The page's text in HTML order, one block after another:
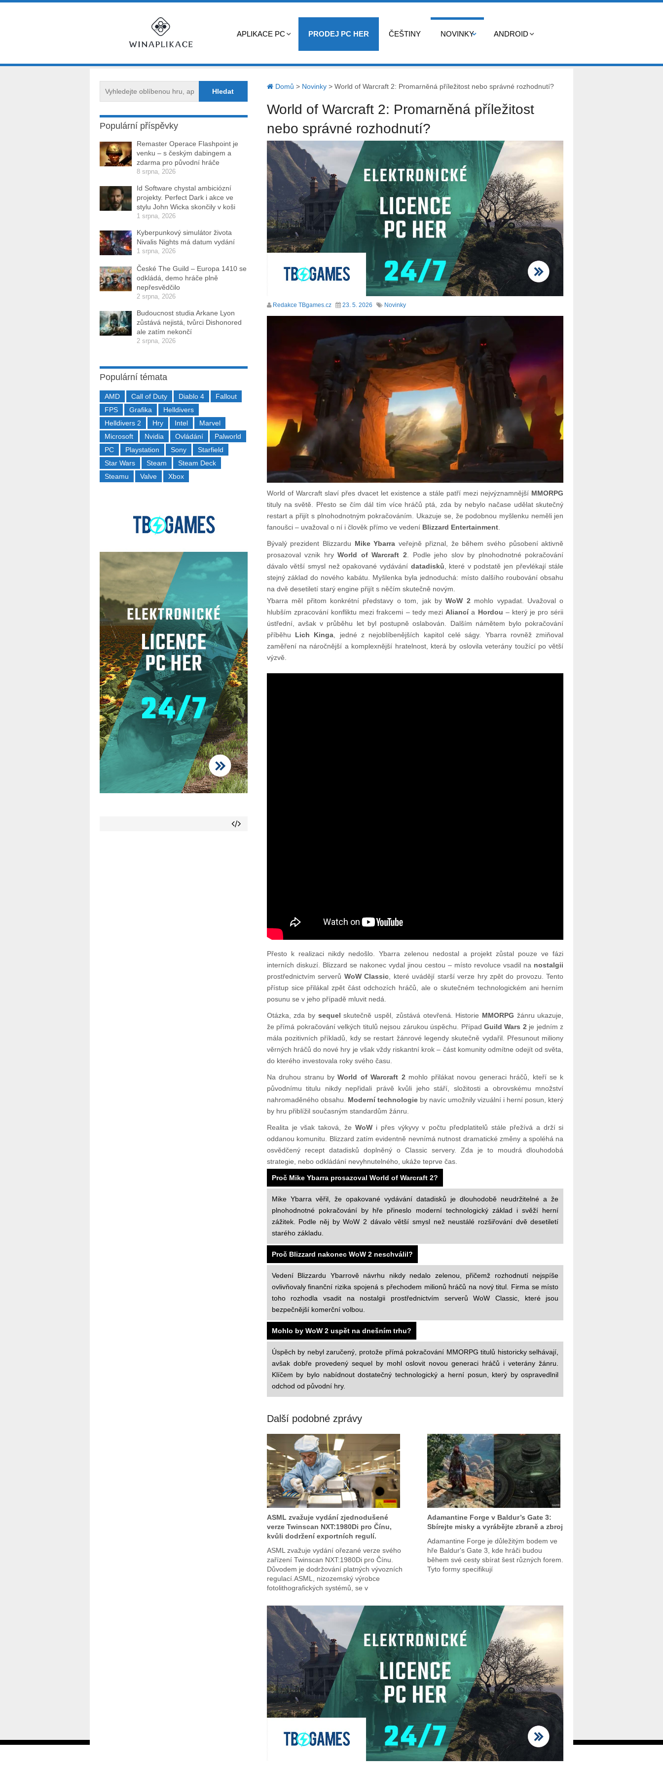
APLIKACE PC PRODEJ PC HER ČEŠTINY NOVINKY ANDROID
Domů > Novinky> World of Warcraft 2: Promarněná příležitost nebo správné rozhodnutí?
World of Warcraft 2: Promarněná příležitost
nebo správné rozhodnutí?
Redakce TBgames.cz 23. 5. 2026 Novinky
World of Warcraft slaví přes dvacet let existence a stále patří mezi nejvýznamnější MMORPG
tituly na světě. Přesto se čím dál tím více hráčů ptá, zda by nebylo načase udělat skutečný
restart a přijít s plnohodnotným pokračováním. Ukazuje se, že podobnou myšlenku neměli jen
fanoušci – uvažoval o ní i člověk přímo ve vedení Blizzard Entertainment.
Bývalý prezident Blizzardu Mike Ybarra veřejně přiznal, že během svého působení aktivně
prosazoval vznik hryWorld of Warcraft 2. Podle jeho slov by plnohodnotné pokračování
dávalo větší smysl než opakované vydávání datadisků, které v podstatě jen převlékají stále
stejný základ do nového kabátu. Myšlenka byla jednoduchá: místo dalšího roubování obsahu
na dvě desetiletí starý engine přijít s něčím skutečně novým.
Ybarra měl přitom konkrétní představy o tom, jak byWoW 2mohlo vypadat. Uvažoval o
hlubším zpracování konfliktu mezi frakcemi – tedy meziAliancía Hordou – který je pro sérii
ústřední, avšak v průběhu let byl postupně oslabován. Dalším námětem bylo pokračování
příběhu Lich Kinga, jedné z nejoblíbenějších kapitol celé ságy. Ybarra rovněž zmiňoval
zaměření na náročnější a komplexnější hratelnost, která by oslovila veterány toužící po větší
výzvě.
Přesto k realizaci nikdy nedošlo. Ybarra zelenou nedostal a projekt zůstal pouze ve fázi
interních diskuzí. Blizzard se nakonec vydal jinou cestou – místo revoluce vsadil na nostalgii
prostřednictvím serverů WoW Classic, které uvádějí starší verze hry zpět do provozu. Tento
přístup sice přilákal zpět část odchozích hráčů, ale o skutečném technologickém ani herním
posunu se v jeho případě mluvit nedá.
Otázka, zda by sequel skutečně uspěl, zůstává otevřená. Historie MMORPG žánru ukazuje,
že přímá pokračování velkých titulů nejsou zárukou úspěchu. PřípadGuild Wars 2je jedním z
mála pozitivních příkladů, kdy se restart žánrové legendy skutečně vydařil. Přesunout miliony
věrných hráčů do nové hry je však vždy riskantní krok – část komunity odmítne odejít od světa,
do kterého investovala roky svého času.
Na druhou stranu byWorld of Warcraft 2mohlo přilákat novou generaci hráčů, kteří se k
původnímu titulu nikdy nepřidali právě kvůli jeho stáří, složitosti a obrovskému množství
nahromaděného obsahu. Moderní technologieby navíc umožnily vizuální i herní posun, který
by hru přiblížil současným standardům žánru.
Realita je však taková, že WoWi přes výkyvy v počtu předplatitelů stále přežívá a drží si
oddanou komunitu. Blizzard zatím evidentně nevnímá nutnost dramatické změny a spoléhá na
osvědčený recept datadisků doplněný o Classic servery. Zda je to moudrá dlouhodobá
strategie, nebo odkládání nevyhnutelného, ukáže teprve čas.
Proč Mike Ybarra prosazoval World of Warcraft 2?
Mike Ybarra věřil, že opakované vydávání datadisků je dlouhodobě neudržitelné a že
plnohodnotné pokračování by hře přineslo moderní technologický základ i svěží herní
zážitek. Podle něj by WoW 2 dávalo větší smysl než neustálé rozšiřování dvě desetiletí
starého základu.
Proč Blizzard nakonec WoW 2 neschválil?
Vedení Blizzardu Ybarrově návrhu nikdy nedalo zelenou, přičemž rozhodnutí nejspíše
ovlivňovaly finanční rizika spojená s přechodem milionů hráčů na nový titul. Firma se místo
toho rozhodla vsadit na nostalgii prostřednictvím serverů WoW Classic, které jsou
bezpečnější komerční volbou.
Mohlo by WoW 2 uspět na dnešním trhu?
Úspěch by nebyl zaručený, protože přímá pokračování MMORPG titulů historicky selhávají,
avšak dobře provedený sequel by mohl oslovit novou generaci hráčů i veterány žánru.
Klíčem by bylo nabídnout dostatečný technologický a herní posun, který by ospravedlnil
odchod od původní hry.
Další podobné zprávy
ASML zvažuje vydání zjednodušené
verze Twinscan NXT:1980Di pro Čínu,
kvůli dodržení exportních regulí.
ASML zvažuje vydání ořezané verze svého
zařízení Twinscan NXT:1980Di pro Čínu.
Důvodem je dodržování platných vývozních
regulací.ASML, nizozemský výrobce
fotolithografických systémů, se v
Adamantine Forge v Baldur’s Gate 3:
Sbírejte misky a vyrábějte zbraně a zbroj
Adamantine Forge je důležitým bodem ve
hře Baldur's Gate 3, kde hráči budou
během své cesty sbírat šest různých forem.
Tyto formy specifikují
Populární příspěvky
Remaster Operace Flashpoint je
venku – s českým dabingem a
zdarma pro původní hráče
8 srpna, 2026
Id Software chystal ambiciózní
projekty. Perfect Dark i akce ve
stylu John Wicka skončily v koši
1 srpna, 2026
Kyberpunkový simulátor života
Nivalis Nights má datum vydání
1 srpna, 2026
České The Guild – Europa 1410 se
odkládá, demo hráče plně
nepřesvědčilo
2 srpna, 2026
Budoucnost studia Arkane Lyon
zůstává nejistá, tvůrci Dishonored
ale zatím nekončí
2 srpna, 2026
Populární témata
AMD Call of Duty Diablo 4
Fallout
FPS
Grafika
Helldivers
Helldivers 2
Hry Intel
Marvel
Microsoft
Nvidia Ovládání
Palworld
PC
Playstation Sony
Starfield
Star Wars
Steam
Steam Deck
Steamu
Valve Xbox